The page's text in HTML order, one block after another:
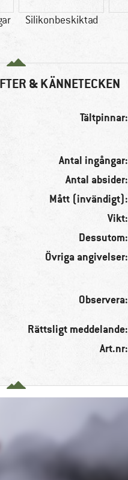
Silikonbeskiktad
& KÄNNETECKEN
Tältpinnar:
Antal ingångar:
Antal absider:
Mått (invändigt):
Vikt:
Dessutom:
Övriga angivelser:
Observera:
Rättsligt meddelande:
Art.nr: